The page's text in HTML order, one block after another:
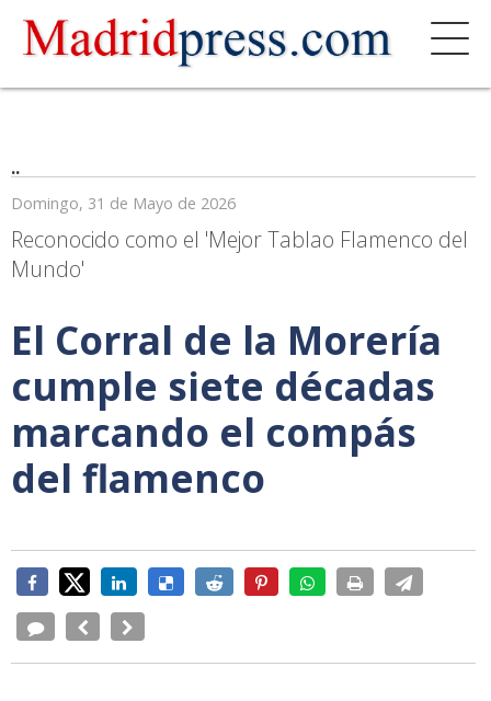
..
Domingo, 31 de Mayo de 2026
Reconocido como el 'Mejor Tablao Flamenco del
Mundo'
El Corral de la Morería
cumple siete décadas
marcando el compás
del flamenco